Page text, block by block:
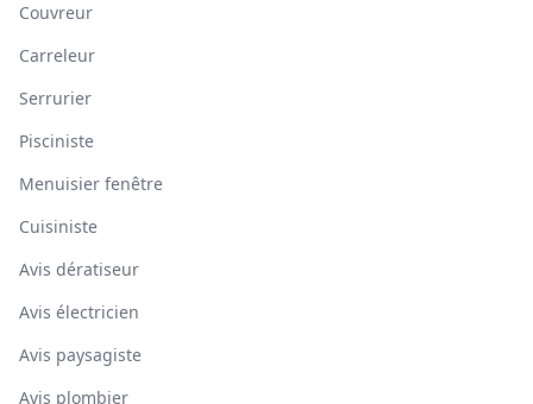
Couvreur
Carreleur
Serrurier
Pisciniste
Menuisier fenêtre
Cuisiniste
Avis dératiseur
Avis électricien
Avis paysagiste
Avis plombier